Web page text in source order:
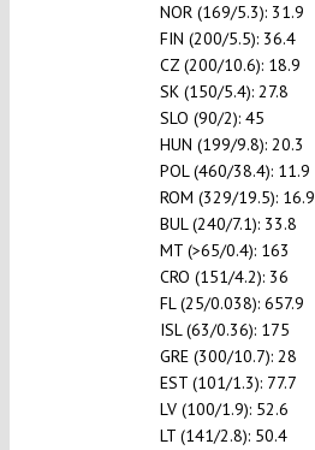
NOR (169/5.3): 31.9
FIN (200/5.5): 36.4
CZ (200/10.6): 18.9
SK (150/5.4): 27.8
SLO (90/2): 45
HUN (199/9.8): 20.3
POL (460/38.4): 11.9
ROM (329/19.5): 16.9
BUL (240/7.1): 33.8
MT (>65/0.4): 163
CRO (151/4.2): 36
FL (25/0.038): 657.9
ISL (63/0.36): 175
GRE (300/10.7): 28
EST (101/1.3): 77.7
LV (100/1.9): 52.6
LT (141/2.8): 50.4